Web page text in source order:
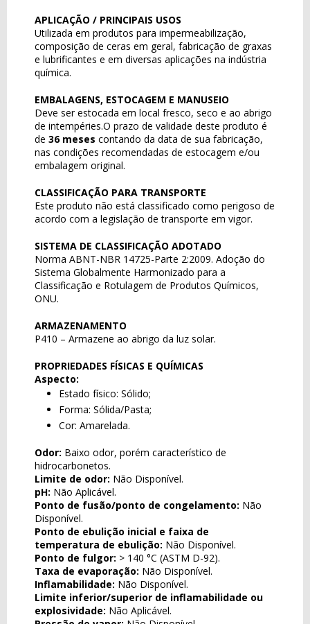
APLICAÇÃO / PRINCIPAIS USOS
Utilizada em produtos para impermeabilização,
composição de ceras em geral, fabricação de graxas
e lubrificantes e em diversas aplicações na indústria
química.
EMBALAGENS, ESTOCAGEM E MANUSEIO
Deve ser estocada em local fresco, seco e ao abrigo
de intempéries.O prazo de validade deste produto é
de 36 meses contando da data de sua fabricação,
nas condições recomendadas de estocagem e/ou
embalagem original.
CLASSIFICAÇÃO PARA TRANSPORTE
Este produto não está classificado como perigoso de
acordo com a legislação de transporte em vigor.
SISTEMA DE CLASSIFICAÇÃO ADOTADO
Norma ABNT-NBR 14725-Parte 2:2009. Adoção do
Sistema Globalmente Harmonizado para a
Classificação e Rotulagem de Produtos Químicos,
ONU.
ARMAZENAMENTO
P410 – Armazene ao abrigo da luz solar.
PROPRIEDADES FÍSICAS E QUÍMICAS
Aspecto:
Estado físico: Sólido;
Forma: Sólida/Pasta;
Cor: Amarelada.
Odor: Baixo odor, porém característico de
hidrocarbonetos.
Limite de odor: Não Disponível.
pH: Não Aplicável.
Ponto de fusão/ponto de congelamento: Não
Disponível.
Ponto de ebulição inicial e faixa de
temperatura de ebulição: Não Disponível.
Ponto de fulgor: > 140 °C (ASTM D-92).
Taxa de evaporação: Não Disponível.
Inflamabilidade: Não Disponível.
Limite inferior/superior de inflamabilidade ou
explosividade: Não Aplicável.